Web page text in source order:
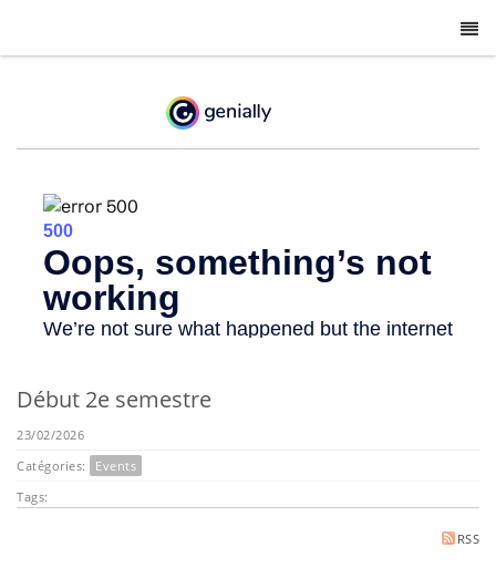
Début 2e semestre
23/02/2026
Catégories:
Events
Tags:
RSS